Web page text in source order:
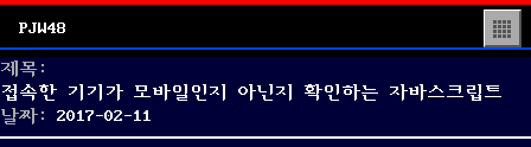
PJW48 ▒
제목:
접속한 기기가 모바일인지 아닌지 확인하는 자바스크립트
날짜:
Posted
on
2017-02-11